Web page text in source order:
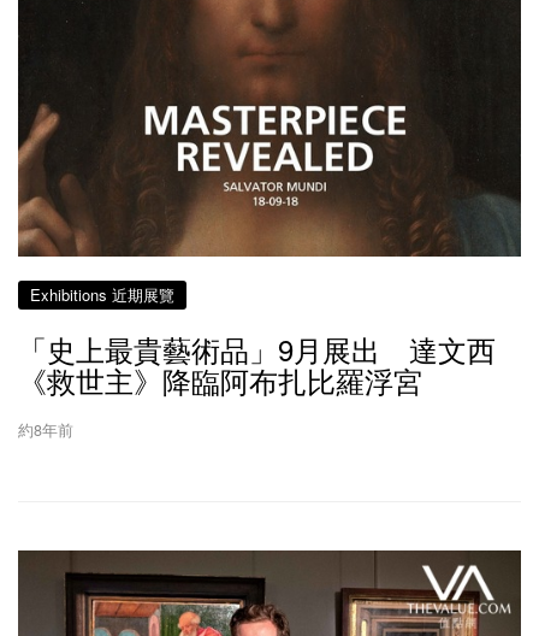
Exhibitions 近期展覽
「史上最貴藝術品」9月展出 達文西
《救世主》降臨阿布扎比羅浮宮
約8年前